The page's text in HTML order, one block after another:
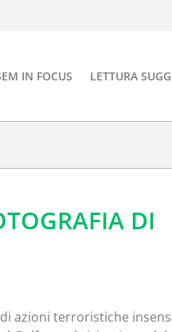
IN FOCUS LETTURA
DI
azioni terroristiche